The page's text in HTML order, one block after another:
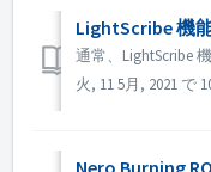
LightScribe 機
火, 11 5月, 2021 で
Nero Burning